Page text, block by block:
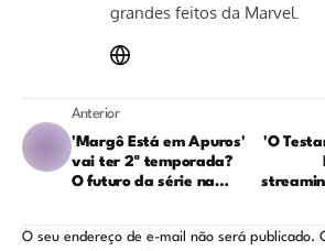
grandes feitos da Marvel.
Anterior
'Margô Está em Apuros'
vai ter 2ª temporada?
O futuro da série na
'O
O seu endereço de e-mail não será publicado.